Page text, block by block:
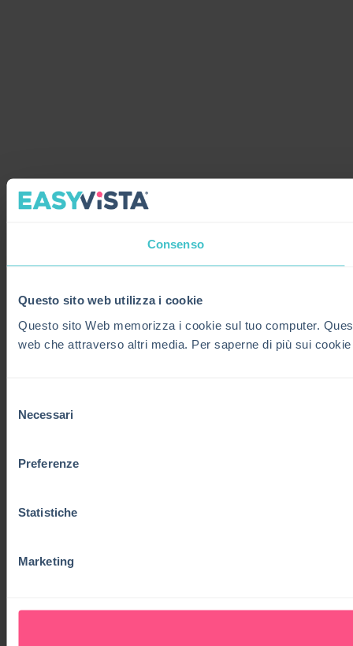
Consenso
Questo sito web utilizza i cookie
Questo sito Web memorizza i cookie sul tuo computer.
web che attraverso altri media. Per saperne di più sui
delNecessari
Preferenze
Statistiche
Marketing